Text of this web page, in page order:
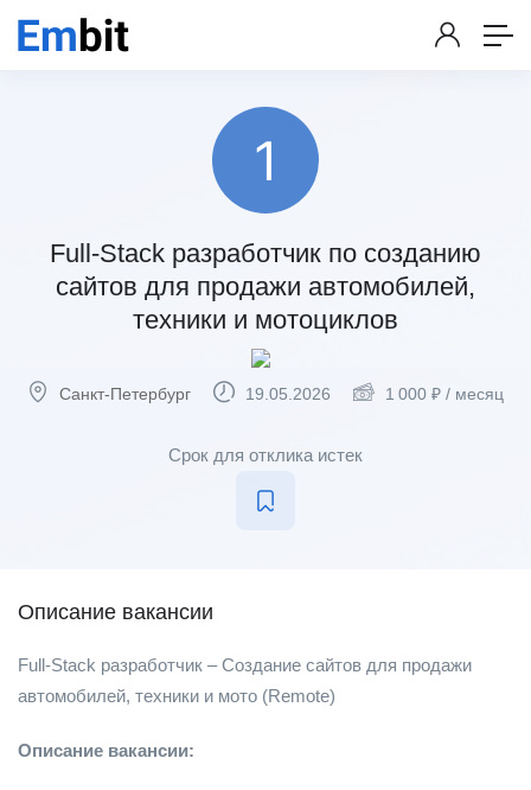
Full-Stack разработчик по созданию
сайтов для продажи автомобилей,
техники и мотоциклов
Санкт-Петербург 19.05.2026 1 000 ₽ / месяц
Срок для отклика истек
Описание вакансии
Full-Stack разработчик – Создание сайтов для продажи
автомобилей, техники и мото (Remote)
Описание вакансии: